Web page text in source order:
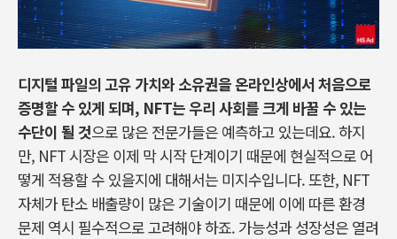
디지털 파일의 고유 가치와 소유권을 온라인상에서 처음으로
증명할 수 있게 되며, NFT는 우리 사회를 크게 바꿀 수 있는
수단이 될 것으로 많은 전문가들은 예측하고 있는데요. 하지
만, NFT 시장은 이제 막 시작 단계이기 때문에 현실적으로 어
떻게 적용할 수 있을지에 대해서는 미지수입니다. 또한, NFT
자체가 탄소 배출량이 많은 기술이기 때문에 이에 따른 환경
문제 역시 필수적으로 고려해야 하죠. 가능성과 성장성은 열려